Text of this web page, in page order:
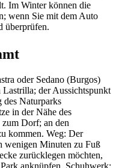
Im Winter können die
wenn Sie mit dem Auto
überprüfen.
oder Sedano (Burgos)
Lastrilla; der Aussichtspunkt
Naturparks
in der Nähe des
Dorf; an den
kommen. Weg: Der
wenigen Minuten zu Fuß
zurücklegen möchten,
anknüpfen. Schuhwerk: